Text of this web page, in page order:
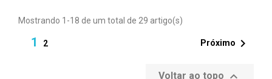
Mostrando 1-18 de um total de 29 artigo(s)
1 2 Próximo 
Voltar ao topo